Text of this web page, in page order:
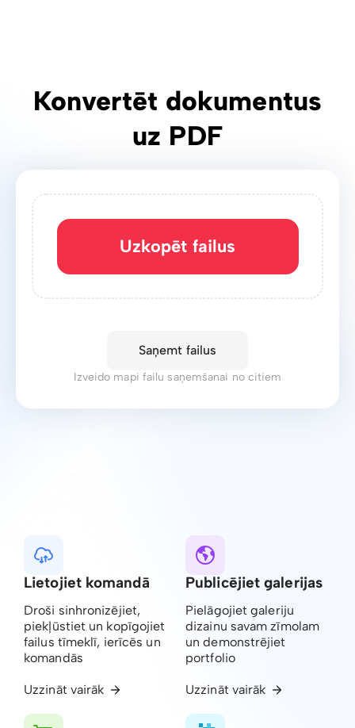
Konvertēt dokumentus
uz PDF
Uzkopēt failus
Saņemt failus
Izveido mapi failu saņemšanai no citiem
Lietojiet komandā
Droši sinhronizējiet,
piekļūstiet un kopīgojiet
failus tīmeklī, ierīcēs un
komandās
Uzzināt vairāk
Publicējiet galerijas
Pielāgojiet galeriju
dizainu savam zīmolam
un demonstrējiet
portfolio
Uzzināt vairāk